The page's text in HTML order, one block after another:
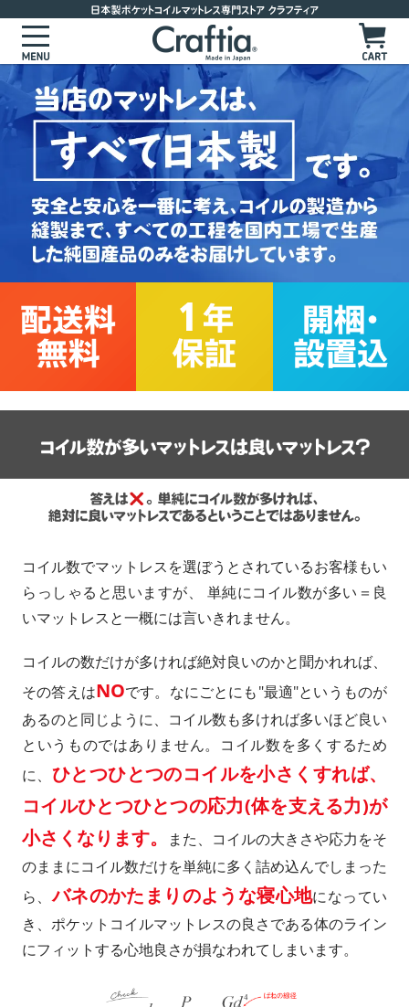
マットレスを選ぶ
サイズからマットレスを選ぶ
かたさからマットレスを選ぶ
かためのマットレス
ややかためのマットレス
標準的な硬さのマットレス
お客様の声
よくあるご質問
製品ラインナップ
ポケットコイルマットレス
セレクトオーダーマットレス
ピロートップ
納期について
会社概要
お問い合わせ
マイページにログイン
日本製ポケットコイルマットレス専門ストア Craftia | © 2009 -
2026 TODEO Co. Ltd.
コイル数でマットレスを選ぼうとされているお客様もい
らっしゃると思いますが、 単純にコイル数が多い＝良
いマットレスと一概には言いきれません。
コイルの数だけが多ければ絶対良いのかと聞かれれば、
その答えはNOです。なにごとにも"最適"というものが
あるのと同じように、コイル数も多ければ多いほど良い
というものではありません。コイル数を多くするため
に、 ひとつひとつのコイルを小さくすれば、
コイルひとつひとつの応力(体を支える力)が
小さくなります。
また、コイルの大きさや応力をそ
のままにコイル数だけを単純に多く詰め込んでしまった
ら、バネのかたまりのような寝心地になってい
き、ポケットコイルマットレスの良さである体のライン
にフィットする心地良さが損なわれてしまいます。